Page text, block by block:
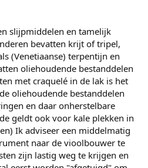
slijpmiddelen en tamelijk
bevatten krijt of tripel,
(Venetiaanse) terpentijn en
oliehoudende bestanddelen
met craquelé in de lak is het
oliehoudende bestanddelen
en daar onherstelbare
geldt ook voor kale plekken in
Ik adviseer een middelmatig
naar de vioolbouwer te
zijn lastig weg te krijgen en